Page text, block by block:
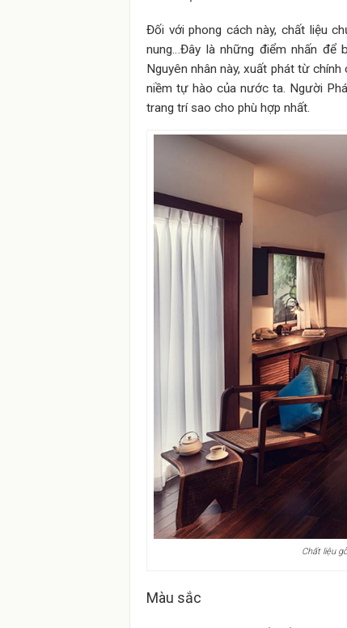
Đối với phong cách này, chất liệu
nung…Đây là những điểm nhấn để
Nguyên nhân này, xuất phát từ
niềm tự hào của nước ta. Người
trang trí sao cho phù hợp nhất.
Chất liệu
Màu sắc